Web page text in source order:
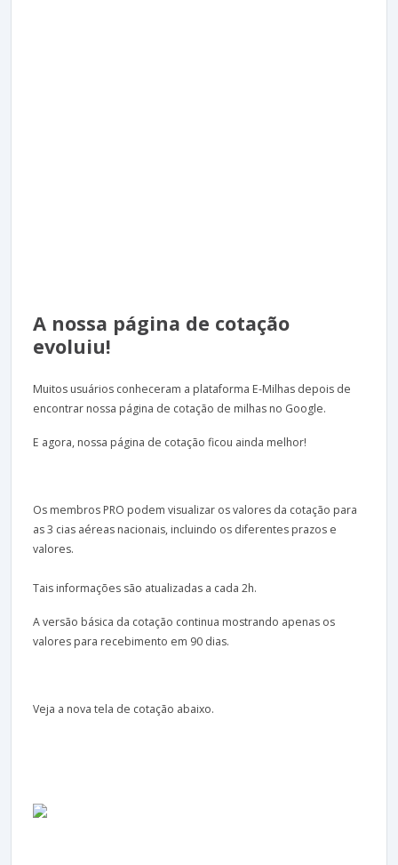
A nossa página de cotação
evoluiu!
Muitos usuários conheceram a plataforma E-Milhas depois de
encontrar nossa página de cotação de milhas no Google.
E agora, nossa página de cotação ficou ainda melhor!
Os membros PRO podem visualizar os valores da cotação para
as 3 cias aéreas nacionais, incluindo os diferentes prazos e
valores.
Tais informações são atualizadas a cada 2h.
A versão básica da cotação continua mostrando apenas os
valores para recebimento em 90 dias.
Veja a nova tela de cotação abaixo.